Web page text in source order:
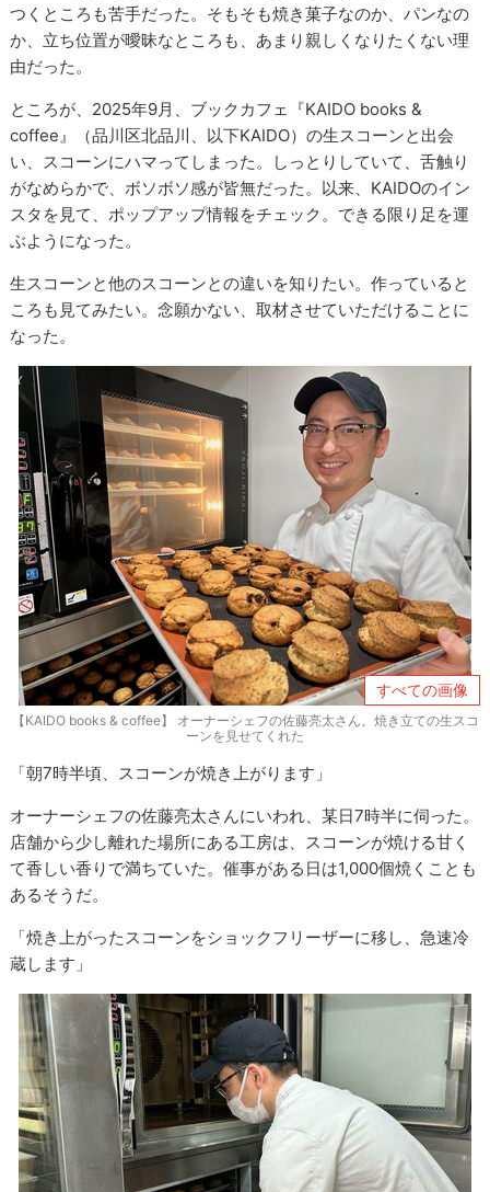
つくところも苦手だった。そもそも焼き菓子なのか、パンなの
か、立ち位置が曖昧なところも、あまり親しくなりたくない理
由だった。
ところが、2025年9月、ブックカフェ『KAIDO books &
coffee』（品川区北品川、以下KAIDO）の生スコーンと出会
い、スコーンにハマってしまった。しっとりしていて、舌触り
がなめらかで、ボソボソ感が皆無だった。以来、KAIDOのイン
スタを見て、ポップアップ情報をチェック。できる限り足を運
ぶようになった。
生スコーンと他のスコーンとの違いを知りたい。作っていると
ころも見てみたい。念願かない、取材させていただけることに
なった。
すべての画像
【KAIDO books & coffee】 オーナーシェフの佐藤亮太さん。焼き立ての生スコ
ーンを見せてくれた
「朝7時半頃、スコーンが焼き上がります」
オーナーシェフの佐藤亮太さんにいわれ、某日7時半に伺った。
店舗から少し離れた場所にある工房は、スコーンが焼ける甘く
て香しい香りで満ちていた。催事がある日は1,000個焼くことも
あるそうだ。
「焼き上がったスコーンをショックフリーザーに移し、急速冷
蔵します」